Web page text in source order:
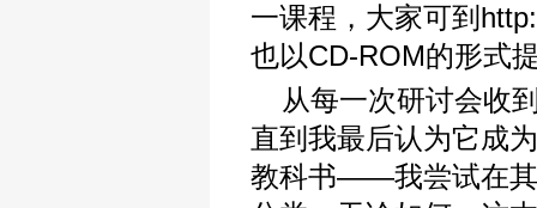
一课程，大家可到
也以CD-ROM的形式
从每一次研讨会收
直到我最后认为它成
教科书——我尝试在其